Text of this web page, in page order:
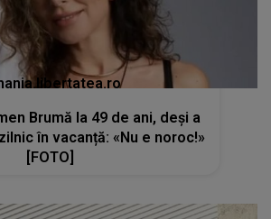
Brumă la 49 de ani, deși a
în vacanță: «Nu e noroc!»
[FOTO]